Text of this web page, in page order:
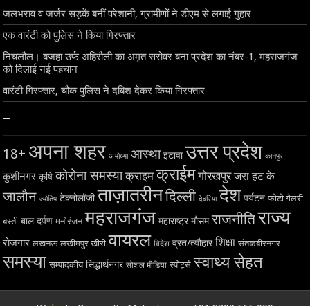
जलभराव व जर्जर सड़कें बनीं परेशानी, ग्रामीणों ने डीएम से लगाई गुहार
एक वारंटी को पुलिस ने किया गिरफ्तार
निचलौल। बजहा उर्फ अहिरौली का अमृत सरोवर बना प्रदेश का नंबर-1, महराजगंज
को दिलाई नई पहचान
वारंटी गिरफ्तार, चौक पुलिस ने दबिश देकर किया गिरफ्तार
–
18+ अपना शहर अयोध्या आस्था इटावा उत्तर प्रदेश कानपुर
कुशीनगर कृषि कोरोना समस्या क्राइम क्राईम गोरखपुर जरा हट के
जालौन ज्योतिष टेक्नोलॉजी ताज़ातरीनदिल्ली देवरिया देश पर्यटन फोटो गैलरी
बस्ती बाल दर्पण मनोरंजन महराजगंज महाराष्ट्र मौसम राजनीतिराज्य
रोजगार लखनऊ लखीमपुर खीरी वायरल विदेश व्रत/त्यौहार शिक्षा संतकबीरनगर
समस्या सम्पादकीय सिद्धार्थनगर सोशल मीडिया स्पोर्ट्स स्वाथ्य सेहत